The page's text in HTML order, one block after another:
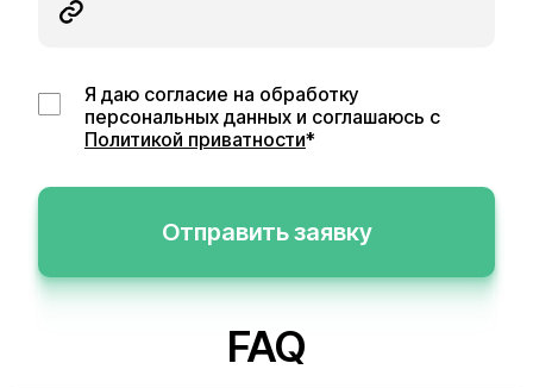
Я даю согласие на обработку
персональных данных и соглашаюсь с
Политикой приватности*
Отправить заявку
FAQ